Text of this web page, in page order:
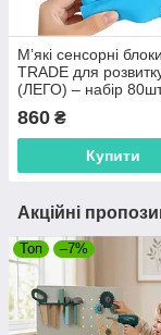
М’які сенсорні
TRADE для
(ЛЕГО) – набір
860 ₴
Купити
Акційні
Топ –7%